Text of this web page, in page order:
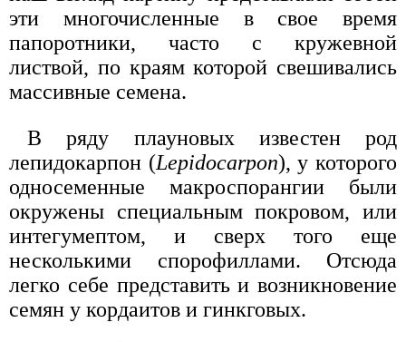
эти многочисленные в свое время
папоротники, часто с кружевной
листвой, по краям которой свешивались
массивные семена.
В ряду плауновых известен род
лепидокарпон (Lepidocarpon), у которого
односеменные макроспорангии были
окружены специальным покровом, или
интегумептом, и сверх того еще
несколькими спорофиллами. Отсюда
легко себе представить и возникновение
семян у кордаитов и гинкговых.